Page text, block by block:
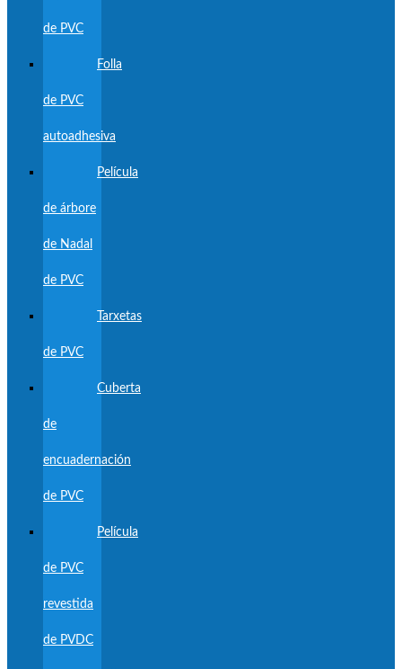
de PVC
Folla
de PVC
autoadhesiva
Película
de árbore
de Nadal
de PVC
Tarxetas
de PVC
Cuberta
de
encuadernación
de PVC
Película
de PVC
revestida
de PVDC